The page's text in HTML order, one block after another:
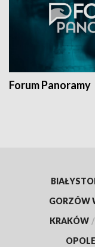
Forum Panoramy
GORZÓW
KRAKÓW /
OPOLE